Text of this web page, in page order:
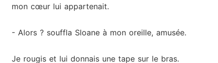
mon cœur lui appartenait.
- Alors ? souffla Sloane à mon oreille, amusée.
Je rougis et lui donnais une tape sur le bras.